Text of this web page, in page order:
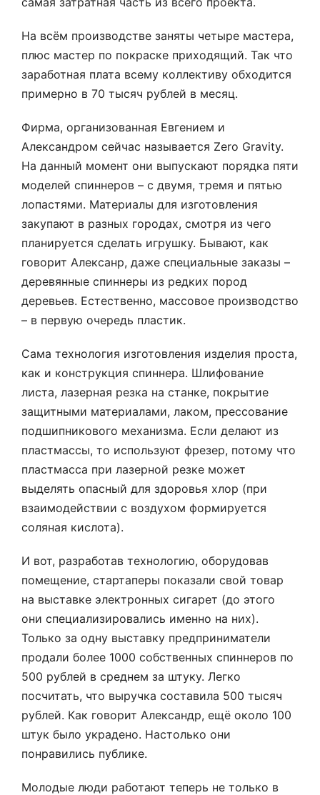
На всём производстве заняты четыре мастера,
плюс мастер по покраске приходящий. Так что
заработная плата всему коллективу обходится
примерно в 70 тысяч рублей в месяц.
Фирма, организованная Евгением и
Александром сейчас называется Zero Gravity.
На данный момент они выпускают порядка пяти
моделей спиннеров – с двумя, тремя и пятью
лопастями. Материалы для изготовления
закупают в разных городах, смотря из чего
планируется сделать игрушку. Бывают, как
говорит Алексанр, даже специальные заказы –
деревянные спиннеры из редких пород
деревьев. Естественно, массовое производство
– в первую очередь пластик.
Сама технология изготовления изделия проста,
как и конструкция спиннера. Шлифование
листа, лазерная резка на станке, покрытие
защитными материалами, лаком, прессование
подшипникового механизма. Если делают из
пластмассы, то используют фрезер, потому что
пластмасса при лазерной резке может
выделять опасный для здоровья хлор (при
взаимодействии с воздухом формируется
соляная кислота).
И вот, разработав технологию, оборудовав
помещение, стартаперы показали свой товар
на выставке электронных сигарет (до этого
они специализировались именно на них).
Только за одну выставку предприниматели
продали более 1000 собственных спиннеров по
500 рублей в среднем за штуку. Легко
посчитать, что выручка составила 500 тысяч
рублей. Как говорит Александр, ещё около 100
штук было украдено. Настолько они
понравились публике.
Молодые люди работают теперь не только в